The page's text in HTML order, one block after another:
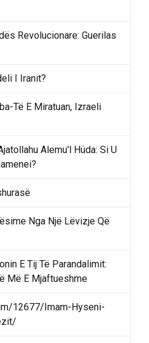
Revolucionare: Guerilas
I Iranit?
Të E Miratuan, Izraeli
Alemu'l Hüda: Si U
Nga Një Lëvizje Që
E Tij Të Parandalimit:
Më E Mjaftueshme
12677/Imam-Hyseni-